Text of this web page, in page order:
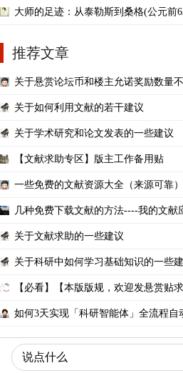
大师的足迹：从泰勒斯到桑格(公元前
推荐文章
关于悬赏论坛币和楼主允诺奖励数量不
关于如何利用文献的若干建议
关于学术研究和论文发表的一些建议
【文献求助专区】版主工作备用贴
一些免费的文献资源大全（来源可靠）
几种免费下载文献的方法----我的文献
关于文献求助的一些建议
关于科研中如何学习基础知识的一些建
【必看】【本版版规，欢迎发悬赏贴求
如何3天实现「科研智能体」全流程自
说点什么